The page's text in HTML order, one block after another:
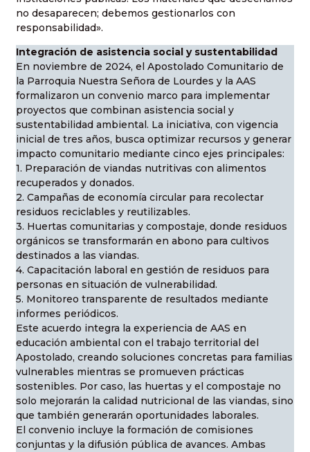
no desaparecen; debemos gestionarlos con
responsabilidad».
Integración de asistencia social y sustentabilidad
En noviembre de 2024, el Apostolado Comunitario de
la Parroquia Nuestra Señora de Lourdes y la AAS
formalizaron un convenio marco para implementar
proyectos que combinan asistencia social y
sustentabilidad ambiental. La iniciativa, con vigencia
inicial de tres años, busca optimizar recursos y generar
impacto comunitario mediante cinco ejes principales:
1. Preparación de viandas nutritivas con alimentos
recuperados y donados.
2. Campañas de economía circular para recolectar
residuos reciclables y reutilizables.
3. Huertas comunitarias y compostaje, donde residuos
orgánicos se transformarán en abono para cultivos
destinados a las viandas.
4. Capacitación laboral en gestión de residuos para
personas en situación de vulnerabilidad.
5. Monitoreo transparente de resultados mediante
informes periódicos.
Este acuerdo integra la experiencia de AAS en
educación ambiental con el trabajo territorial del
Apostolado, creando soluciones concretas para familias
vulnerables mientras se promueven prácticas
sostenibles. Por caso, las huertas y el compostaje no
solo mejorarán la calidad nutricional de las viandas, sino
que también generarán oportunidades laborales.
El convenio incluye la formación de comisiones
conjuntas y la difusión pública de avances. Ambas